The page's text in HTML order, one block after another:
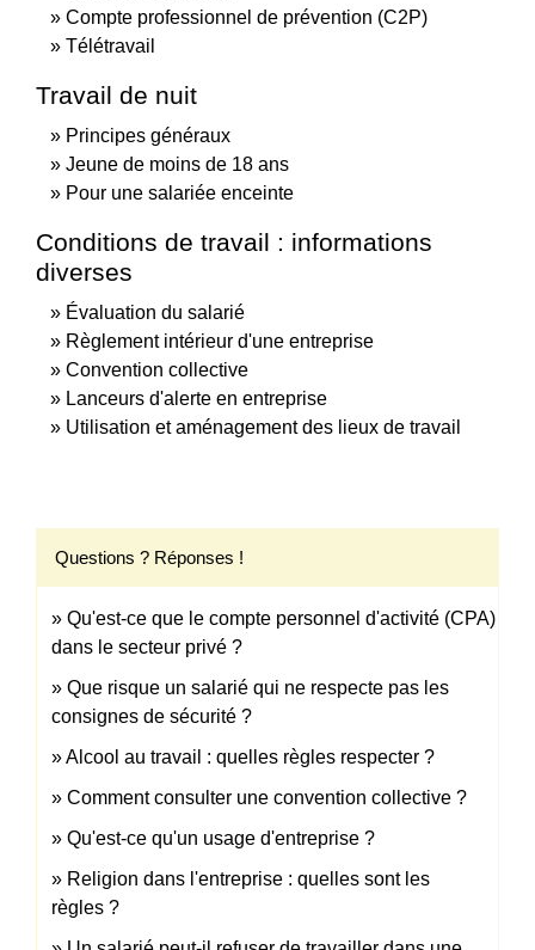
Compte professionnel de prévention (C2P)
Télétravail
Travail de nuit
Principes généraux
Jeune de moins de 18 ans
Pour une salariée enceinte
Conditions de travail : informations
diverses
Évaluation du salarié
Règlement intérieur d'une entreprise
Convention collective
Lanceurs d'alerte en entreprise
Utilisation et aménagement des lieux de travail
Questions ? Réponses !
Qu'est-ce que le compte personnel d'activité (CPA)
dans le secteur privé ?
Que risque un salarié qui ne respecte pas les
consignes de sécurité ?
Alcool au travail : quelles règles respecter ?
Comment consulter une convention collective ?
Qu'est-ce qu'un usage d'entreprise ?
Religion dans l'entreprise : quelles sont les
règles ?